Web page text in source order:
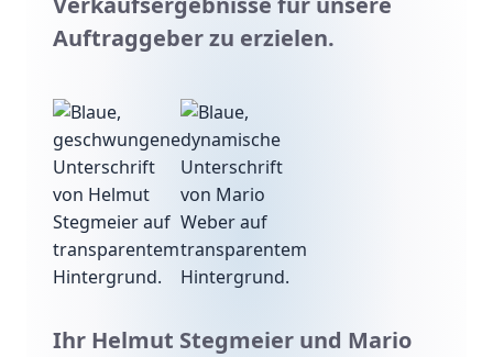
Auftraggeber zu erzielen.
Ihr Helmut Stegmeier und Mario